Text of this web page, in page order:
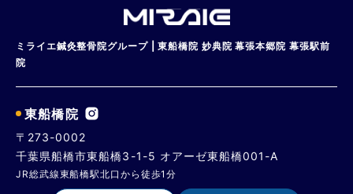
ミライエ鍼灸整骨院グループ | 東船橋院 妙典院 幕張本郷院 幕張駅前
院
東船橋院
〒273-0002
千葉県船橋市東船橋3-1-5 オアーゼ東船橋001-A
JR総武線東船橋駅北口から徒歩1分